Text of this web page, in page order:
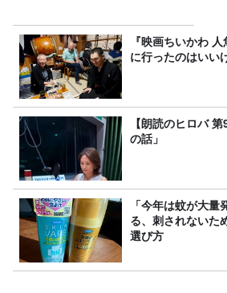
『映画ちいかわ
に行ったのはいい
【朗読のヒロバ
の話」
「今年は蚊が大量
る、刺されないた
選び方